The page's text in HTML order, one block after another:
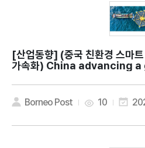
[산업동향]
가속화) China advancing
Borneo Post 10